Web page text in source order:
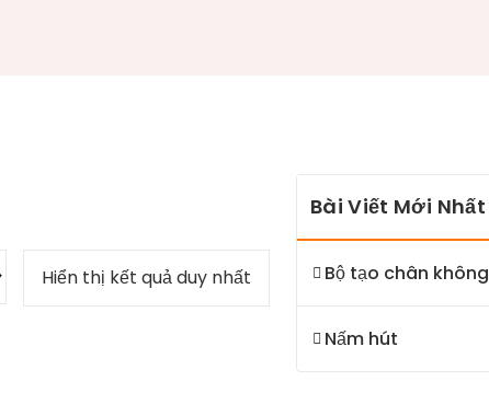
Hiển thị kết quả duy nhất
Bài Viết Mới Nhất
Bộ tạo chân không
Nấm hút